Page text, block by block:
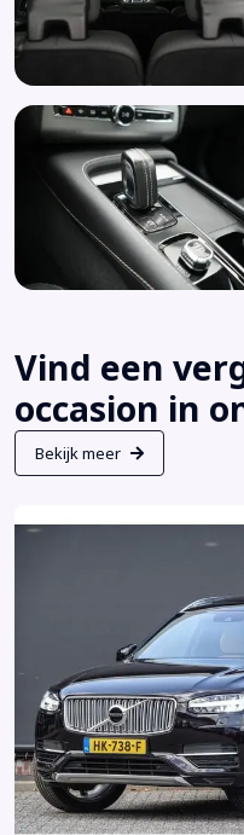
Vind een
occasion in
Bekijk meer